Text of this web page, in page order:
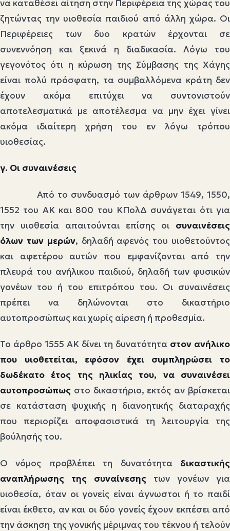
να καταθέσει αίτηση στην Περιφέρεια της χώρας του
ζητώντας την υιοθεσία παιδιού από άλλη χώρα. Οι
Περιφέρειες των δυο κρατών έρχονται σε
συνεννόηση και ξεκινά η διαδικασία. Λόγω του
γεγονότος ότι η κύρωση της Σύμβασης της Χάγης
είναι πολύ πρόσφατη, τα συμβαλλόμενα κράτη δεν
έχουν ακόμα επιτύχει να συντονιστούν
αποτελεσματικά με αποτέλεσμα να μην έχει γίνει
ακόμα ιδιαίτερη χρήση του εν λόγω τρόπου
υιοθεσίας.
γ. Οι συναινέσεις
Από το συνδυασμό των άρθρων 1549, 1550,
1552 του ΑΚ και 800 του ΚΠολΔ συνάγεται ότι για
την υιοθεσία απαιτούνται επίσης οι συναινέσεις
όλων των μερών, δηλαδή αφενός του υιοθετούντος
και αφετέρου αυτών που εμφανίζονται από την
πλευρά του ανήλικου παιδιού, δηλαδή των φυσικών
γονέων του ή του επιτρόπου του. Οι συναινέσεις
πρέπει να δηλώνονται στο δικαστήριο
αυτοπροσώπως και χωρίς αίρεση ή προθεσμία.
Το άρθρο 1555 ΑΚ δίνει τη δυνατότητα στον ανήλικο
που υιοθετείται, εφόσον έχει συμπληρώσει το
δωδέκατο έτος της ηλικίας του, να συναινέσει
αυτοπροσώπως στο δικαστήριο, εκτός αν βρίσκεται
σε κατάσταση ψυχικής η διανοητικής διαταραχής
που περιορίζει αποφασιστικά τη λειτουργία της
βούλησής του.
Ο νόμος προβλέπει τη δυνατότητα δικαστικής
αναπλήρωσης της συναίνεσης των γονέων για
υιοθεσία, όταν οι γονείς είναι άγνωστοι ή το παιδί
είναι έκθετο, αν και οι δύο γονείς έχουν εκπέσει από
την άσκηση της γονικής μέριμνας του τέκνου ή τελούν